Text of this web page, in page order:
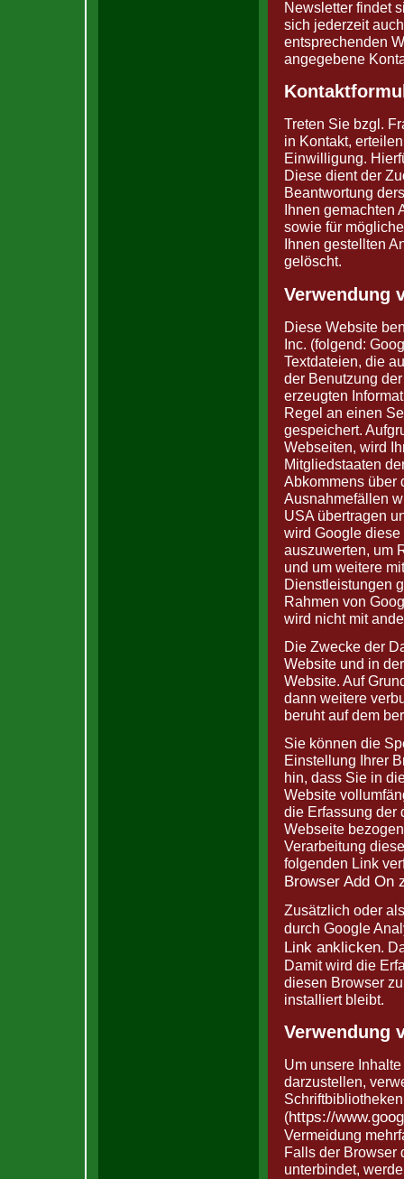
Newsletter findet
sich jederzeit
entsprechenden
angegebene
Treten Sie bzgl.
in Kontakt,
Einwilligung.
Diese dient der
Beantwortung
Ihnen
sowie für
Ihnen gestellten
gelöscht.
Verwendung
Diese Website
Inc. (folgend:
Textdateien, die
der Benutzung
erzeugten
Regel an einen
gespeichert.
Webseiten, wird
Mitgliedstaaten
Abkommens über
Ausnahmefällen
USA übertragen
wird Google diese
auszuwerten, um
und um weitere
Dienstleistungen
Rahmen von
wird nicht mit
Die Zwecke der
Website und in
Website. Auf
dann weitere
beruht auf dem
Sie können die
Einstellung Ihrer
hin, dass Sie in
Website
die Erfassung der
Webseite
Verarbeitung
folgenden Link
Browser Add On
Zusätzlich oder
durch Google
Link anklicken.
Damit wird die
diesen Browser
installiert bleibt.
Verwendung
Um unsere
darzustellen,
(https://
Vermeidung
Falls der Browser
unterbindet,